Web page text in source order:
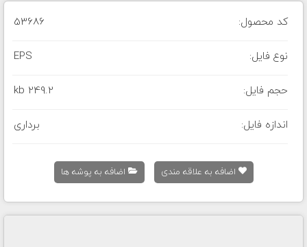
کد محصول: 53686
نوع فایل: EPS
حجم فایل: 249.2 kb
اندازه فایل: برداری
اضافه به علاقه مندی اضافه به پوشه ها